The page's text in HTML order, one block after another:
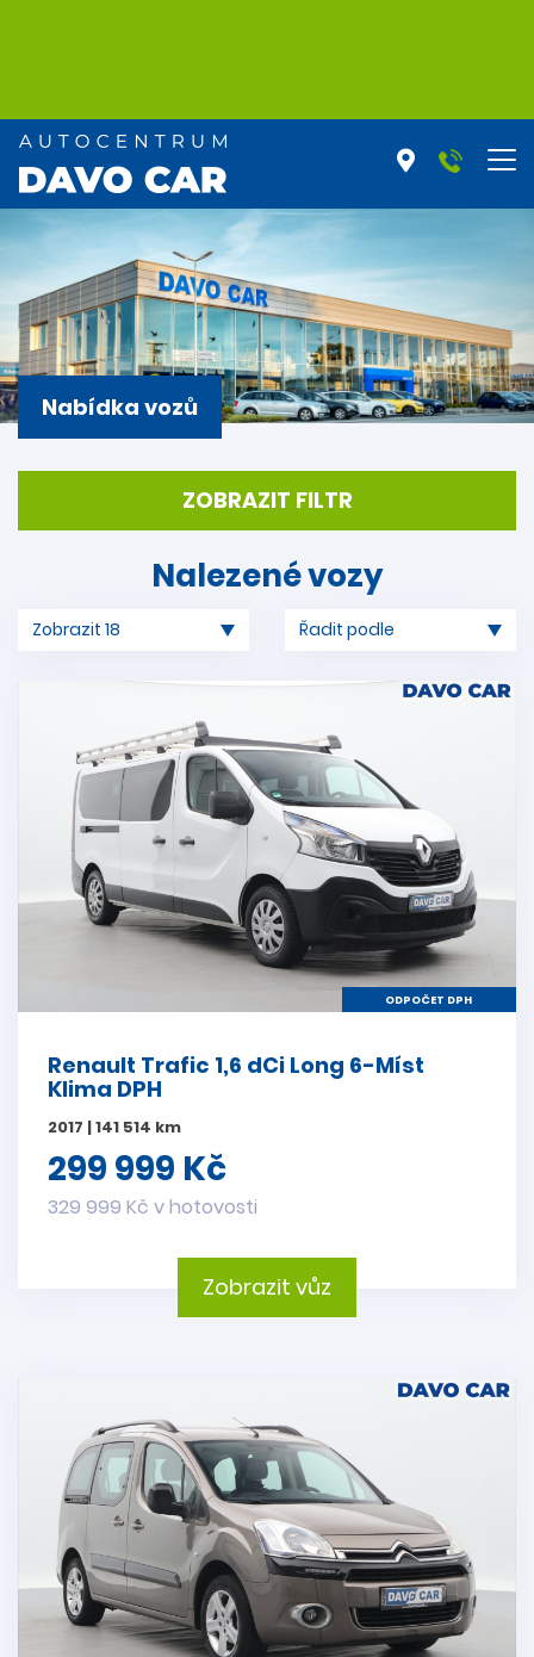
Nabídka vozů
ZOBRAZIT FILTR
Nalezené vozy
ODPOČET DPH
Renault Trafic 1,6 dCi Long 6-Míst
Klima DPH
2017 | 141 514 km
299 999 Kč
329 999 Kč v hotovosti
Zobrazit vůz